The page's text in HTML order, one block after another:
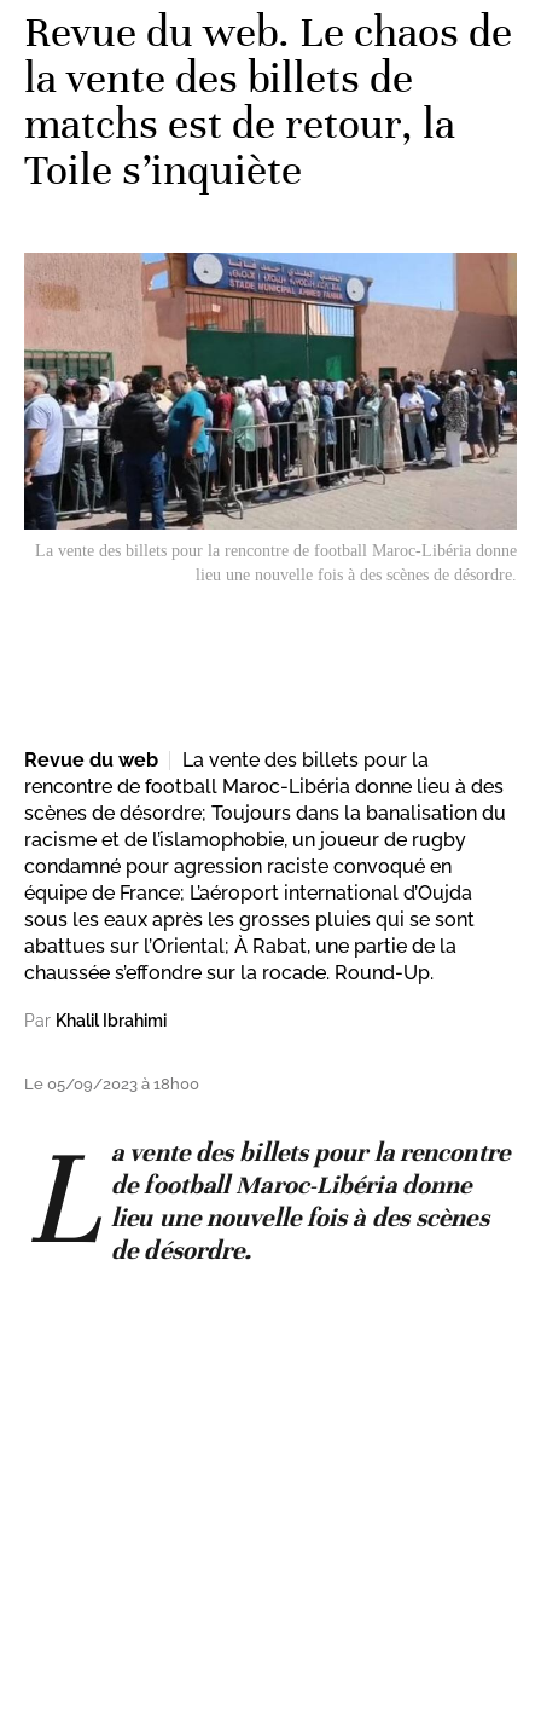
Revue du web. Le chaos de
la vente des billets de
matchs est de retour, la
Toile s’inquiète
La vente des billets pour la rencontre de football Maroc-Libéria donne
lieu une nouvelle fois à des scènes de désordre.
Revue du web
La vente des billets pour la
rencontre de football Maroc-Libéria donne lieu à des
scènes de désordre; Toujours dans la banalisation du
racisme et de l’islamophobie, un joueur de rugby
condamné pour agression raciste convoqué en
équipe de France; L’aéroport international d’Oujda
sous les eaux après les grosses pluies qui se sont
abattues sur l’Oriental; À Rabat, une partie de la
chaussée s’effondre sur la rocade. Round-Up.
Par Khalil Ibrahimi
Le 05/09/2023 à 18h00
L a vente des billets pour la rencontre
de football Maroc-Libéria donne
lieu une nouvelle fois à des scènes
de désordre.